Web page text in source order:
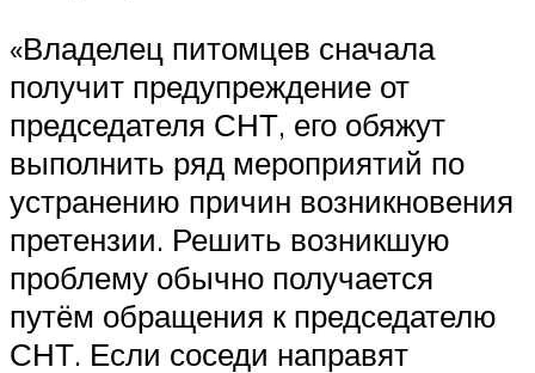
«Владелец питомцев сначала
получит предупреждение от
председателя СНТ, его обяжут
выполнить ряд мероприятий по
устранению причин возникновения
претензии. Решить возникшую
проблему обычно получается
путём обращения к председателю
СНТ. Если соседи направят